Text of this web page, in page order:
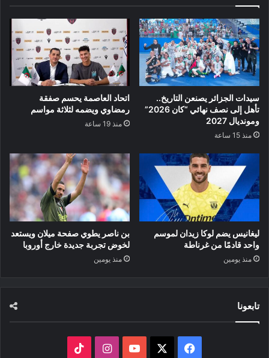
سيدات الجزائر يصنعن التاريخ..
تأهل إلى نصف نهائي “كان 2026”
ومونديال 2027
منذ 15 ساعة
اتحاد العاصمة يحسم صفقة
رمضاوي ويضمه لثلاثة مواسم
منذ 19 ساعة
ليغانيس يضم لوكا زيدان لموسم
واحد قادمًا من غرناطة
منذ يومين
بن ناصر يطوي صفحة ميلان ويستعد
لخوض تجربة جديدة خارج أوروبا
منذ يومين
تابعونا
فيسبوك ‫YouTubeانستقرام